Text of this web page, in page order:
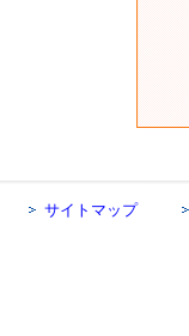
サイトマップ